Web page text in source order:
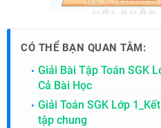
CÓ THỂ BẠN QUAN TÂM:
Giải Bài Tập Toán SGK
Cả Bài Học
Giải Toán SGK Lớp
tập chung